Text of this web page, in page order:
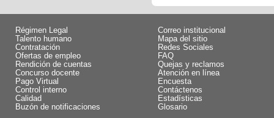
Régimen Legal
Talento humano
Contratación
Ofertas de empleo
Rendición de cuentas
Concurso docente
Pago Virtual
Control interno
Calidad
Buzón de notificaciones
Correo institucional
Mapa del sitio
Redes Sociales
FAQ
Quejas y reclamos
Atención en línea
Encuesta
Contáctenos
Estadísticas
Glosario